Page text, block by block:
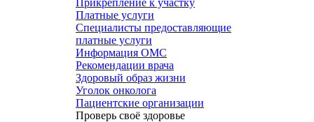
Прикрепление к участку
Платные услуги
Специалисты предоставляющие
платные услуги
Информация ОМС
Рекомендации врача
Здоровый образ жизни
Уголок онколога
Пациентские организации
Проверь своё здоровье